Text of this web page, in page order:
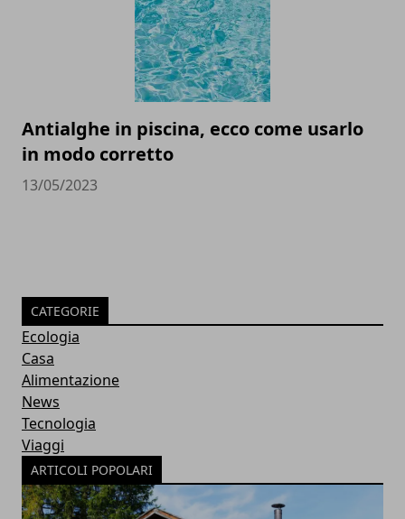
Antialghe in piscina, ecco come usarlo
in modo corretto
13/05/2023
CATEGORIE
Ecologia
Casa
Alimentazione
News
Tecnologia
Viaggi
ARTICOLI POPOLARI